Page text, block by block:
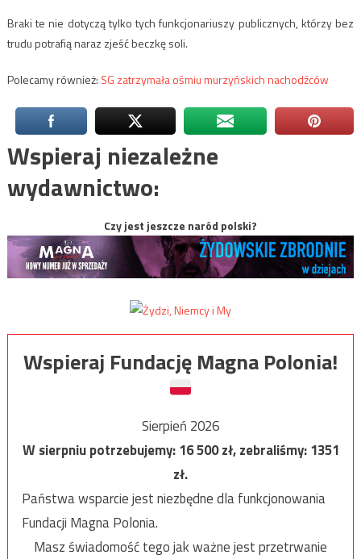
Braki te nie dotyczą tylko tych funkcjonariuszy publicznych, którzy bez
trudu potrafią naraz zjeść beczkę soli.
Polecamy również: SG zatrzymała ośmiu murzyńskich nachodźców
Wspieraj niezależne
wydawnictwo:
Czy jest jeszcze naród polski?
Wspieraj Fundację Magna Polonia!
Sierpień 2026
W sierpniu potrzebujemy:16 500zł, zebraliśmy:1351
zł.
Państwa wsparcie jest niezbędne dla funkcjonowania
Fundacji Magna Polonia.
Masz świadomość tego jak ważne jest przetrwanie